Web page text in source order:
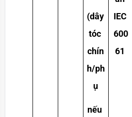
(dây
tóc
chín
h/ph
ụ
nếu
IEC
600
61